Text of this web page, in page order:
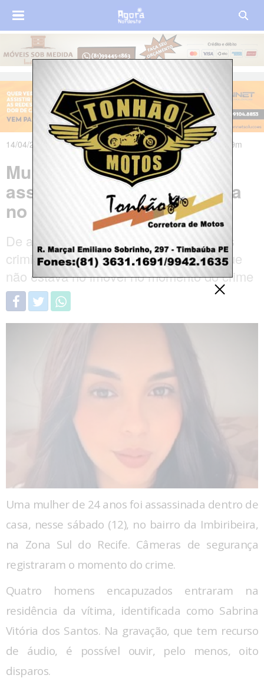
14/04/2025 às 16h33m - Atualizado em 18/04/2025 às 07h09m
Mulher de 24 anos é
assassinada dentro de casa
no Recife
De acordo com testemunhas, o alvo dos
criminosos seria uma prima da vítima que
não estava no imóvel no momento do crime
Uma mulher de 24 anos foi assassinada dentro de
casa, nesse sábado (12), no bairro da Imbiribeira,
na Zona Sul do Recife. Câmeras de segurança
registraram o momento do crime.
Quatro homens encapuzados entraram na
residência da vítima, identificada como Sabrina
Vitória dos Santos. Na gravação, que tem recurso
de áudio, é possível ouvir, pelo menos, oito
disparos.